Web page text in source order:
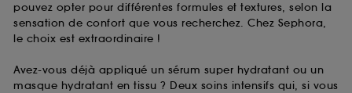
pouvez opter pour différentes formules et textures, selon la
sensation de confort que vous recherchez. Chez Sephora,
le choix est extraordinaire !
Avez-vous déjà appliqué un sérum super hydratant ou un
masque hydratant en tissu ? Deux soins intensifs qui, si vous